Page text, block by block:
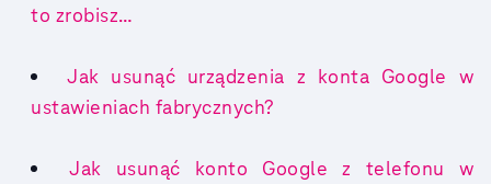
to zrobisz…
Jak usunąć urządzenia z konta Google w
ustawieniach fabrycznych?
Jak usunąć konto Google z telefonu w